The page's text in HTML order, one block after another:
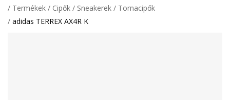
Termékek
Cipők Sneakerek
Tornacipők
adidas TERREX AX4R K